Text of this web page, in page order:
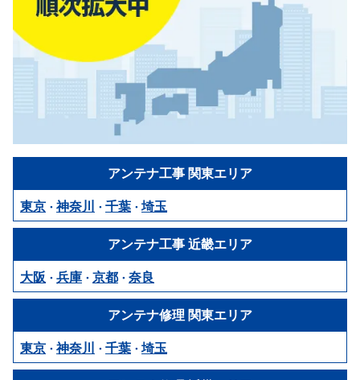
アンテナ工事 関東エリア
東京 ・神奈川 ・ 千葉 ・ 埼玉
アンテナ工事 近畿エリア
大阪 ・ 兵庫 ・ 京都 ・ 奈良
アンテナ修理 関東エリア
東京 ・神奈川 ・ 千葉 ・ 埼玉